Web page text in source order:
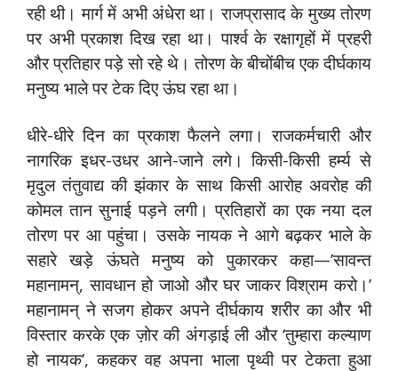
रही थी। मार्ग में अभी अंधेरा था। राजप्रासाद के मुख्य तोरण
पर अभी प्रकाश दिख रहा था। पार्श्व के रक्षागृहों में प्रहरी
और प्रतिहार पड़े सो रहे थे। तोरण के बीचोंबीच एक दीर्घकाय
मनुष्य भाले पर टेक दिए ऊंघ रहा था।
धीरे-धीरे दिन का प्रकाश फैलने लगा। राजकर्मचारी और
नागरिक इधर-उधर आने-जाने लगे। किसी-किसी हर्म्य से
मृदुल तंतुवाद्य की झंकार के साथ किसी आरोह अवरोह की
कोमल तान सुनाई पड़ने लगी। प्रतिहारों का एक नया दल
तोरण पर आ पहुंचा। उसके नायक ने आगे बढ़कर भाले के
सहारे खड़े ऊंघते मनुष्य को पुकारकर कहा—’सावन्त
महानामन्, सावधान हो जाओ और घर जाकर विश्राम करो।’
महानामन् ने सजग होकर अपने दीर्घकाय शरीर का और भी
विस्तार करके एक ज़ोर की अंगड़ाई ली और ‘तुम्हारा कल्याण
हो नायक’, कहकर वह अपना भाला पृथ्वी पर टेकता हुआ